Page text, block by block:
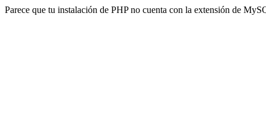
Parece que tu instalación de PHP no cuenta con la extensión de